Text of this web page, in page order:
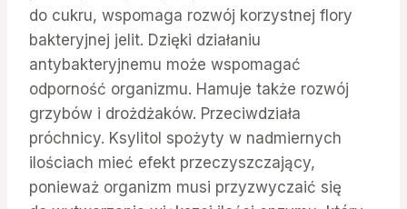
do cukru, wspomaga rozwój korzystnej flory
bakteryjnej jelit. Dzięki działaniu
antybakteryjnemu może wspomagać
odporność organizmu. Hamuje także rozwój
grzybów i drożdżaków. Przeciwdziała
próchnicy. Ksylitol spożyty w nadmiernych
ilościach mieć efekt przeczyszczający,
ponieważ organizm musi przyzwyczaić się